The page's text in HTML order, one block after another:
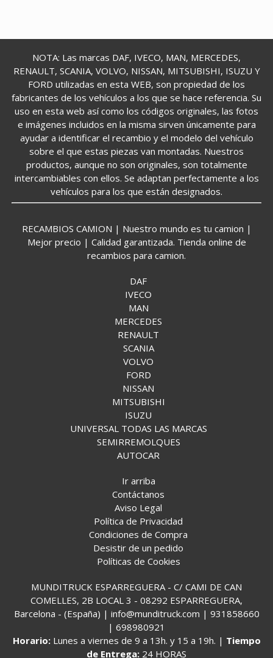
NOTA: Las marcas DAF, IVECO, MAN, MERCEDES,
RENAULT, SCANIA, VOLVO, NISSAN, MITSUBISHI, ISUZU Y
FORD utilizadas en esta WEB, son propiedad de los
fabricantes de los vehículos a los que se hace referencia. Su
uso en esta web así como los códigos originales, las fotos
e imágenes incluidos en la misma sirven únicamente para
ayudar a identificar el recambio y el modelo del vehículo
sobre el que estas piezas van montadas. Nuestros
productos, aunque no son originales, son totalmente
intercambiables con ellos. Se adaptan perfectamente a los
vehículos para los que están designados.
RECAMBIOS CAMION | Nuestro mundo es tu camion |
Mejor precio | Calidad garantizada. Tienda online de
recambios para camion.
DAF
IVECO
MAN
MERCEDES
RENAULT
SCANIA
VOLVO
FORD
NISSAN
MITSUBISHI
ISUZU
UNIVERSAL TODAS LAS MARCAS
SEMIRREMOLQUES
AUTOCAR
Ir arriba
Contáctanos
Aviso Legal
Política de Privacidad
Condiciones de Compra
Desistir de un pedido
Políticas de Cookies
MUNDITRUCK ESPARREGUERA - C/ CAMI DE CAN
COMELLES, 2B LOCAL 3 - 08292 ESPARREGUERA,
Barcelona - (España) | info@munditruck.com | 931858660
| 698980921
Horario: Lunes a viernes de 9 a 13h. y 15 a 19h. | Tiempo
de Entrega: 24 HORAS